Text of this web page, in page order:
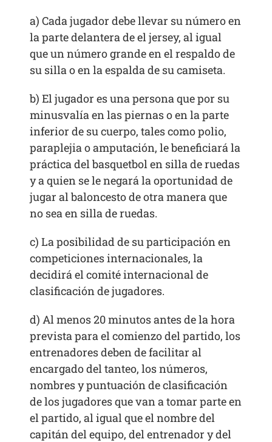
a) Cada jugador debe llevar su número en
la parte delantera de el jersey, al igual
que un número grande en el respaldo de
su silla o en la espalda de su camiseta.
b) El jugador es una persona que por su
minusvalía en las piernas o en la parte
inferior de su cuerpo, tales como polio,
paraplejia o amputación, le beneficiará la
práctica del basquetbol en silla de ruedas
y a quien se le negará la oportunidad de
jugar al baloncesto de otra manera que
no sea en silla de ruedas.
c) La posibilidad de su participación en
competiciones internacionales, la
decidirá el comité internacional de
clasificación de jugadores.
d) Al menos 20 minutos antes de la hora
prevista para el comienzo del partido, los
entrenadores deben de facilitar al
encargado del tanteo, los números,
nombres y puntuación de clasificación
de los jugadores que van a tomar parte en
el partido, al igual que el nombre del
capitán del equipo, del entrenador y del